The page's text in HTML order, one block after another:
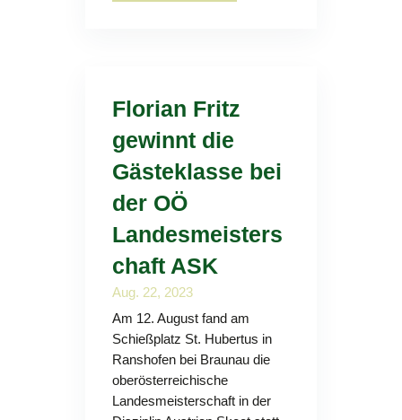
Florian Fritz
gewinnt die
Gästeklasse bei
der OÖ
Landesmeisters
chaft ASK
Aug. 22, 2023
Am 12. August fand am
Schießplatz St. Hubertus in
Ranshofen bei Braunau die
oberösterreichische
Landesmeisterschaft in der